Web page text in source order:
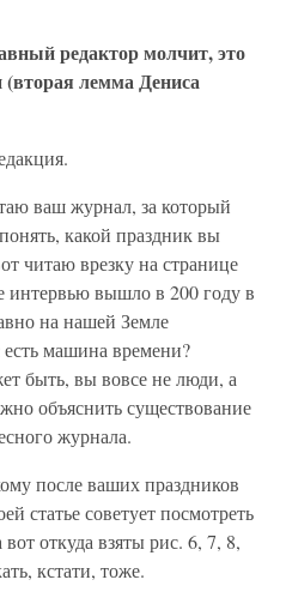
редактор молчит, это
(вторая лемма Дениса
ваш журнал, за который
какой праздник вы
читаю врезку на странице
вышло в 200 году в
на нашей Земле
есть машина времени?
быть, вы вовсе не люди, а
объяснить существование
журнала.
после ваших праздников
статье советует посмотреть
откуда взяты рис. 6, 7, 8,
кстати, тоже.